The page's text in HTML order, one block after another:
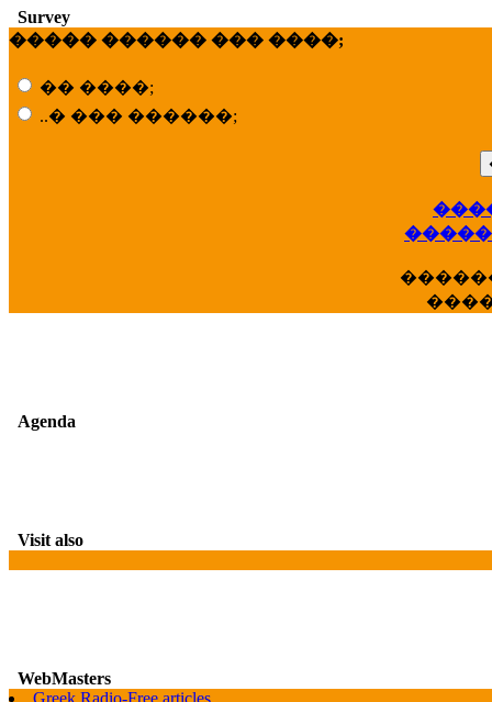
Survey
����� ������ ��� ����;
�� ����;
..� ��� ������;
Agenda
Visit also
WebMasters
Greek Radio-Free articles